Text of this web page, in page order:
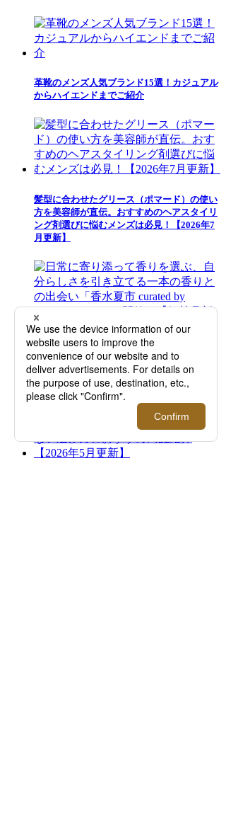
革靴のメンズ人気ブランド15選！カジュアル
からハイエンドまでご紹介
髪型に合わせたグリース（ポマード）の使い
方を美容師が直伝。おすすめのヘアスタイリ
ング剤選びに悩むメンズは必見！【2026年7
月更新】
日常に寄り添って香りを選ぶ、自分らしさを
引き立てる一本の香りとの出会い「香水夏市
curated by ISETAN MEN'S」開催！【伊勢丹
新宿店】